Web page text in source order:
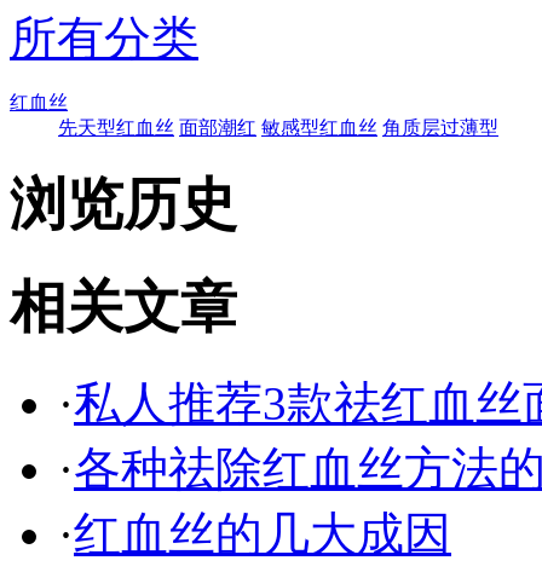
所有分类
红血丝
先天型红血丝 面部潮红 敏感型红血丝 角质层过薄型
浏览历史
相关文章
·私人推荐3款祛红血丝
·各种祛除红血丝方法
·红血丝的几大成因